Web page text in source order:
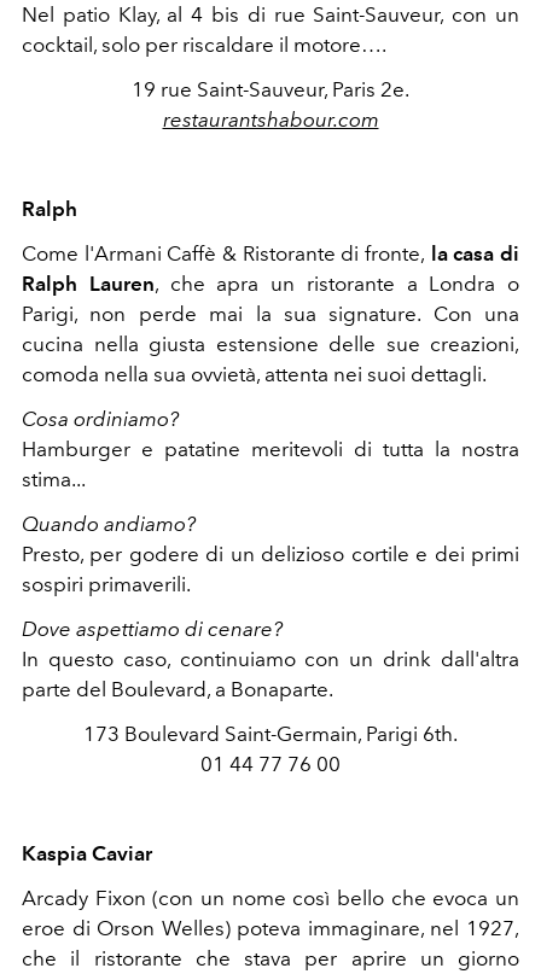
Nel patio Klay, al 4 bis di rue Saint-Sauveur, con un
cocktail, solo per riscaldare il motore….
19 rue Saint-Sauveur, Paris 2e.
restaurantshabour.com
Ralph
Come l'Armani Caffè & Ristorante di fronte, la casa di
Ralph Lauren, che apra un ristorante a Londra o
Parigi, non perde mai la sua signature. Con una
cucina nella giusta estensione delle sue creazioni,
comoda nella sua ovvietà, attenta nei suoi dettagli.
Cosa ordiniamo?
Hamburger e patatine meritevoli di tutta la nostra
stima...
Quando andiamo?
Presto, per godere di un delizioso cortile e dei primi
sospiri primaverili.
Dove aspettiamo di cenare?
In questo caso, continuiamo con un drink dall'altra
parte del Boulevard, a Bonaparte.
173 Boulevard Saint-Germain, Parigi 6th.
01 44 77 76 00
Kaspia Caviar
Arcady Fixon (con un nome così bello che evoca un
eroe di Orson Welles) poteva immaginare, nel 1927,
che il ristorante che stava per aprire un giorno